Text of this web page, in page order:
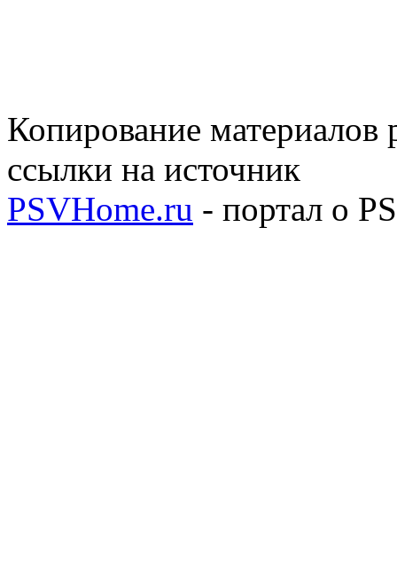
Копирование материалов
ссылки на источник
PSVHome.ru - портал о